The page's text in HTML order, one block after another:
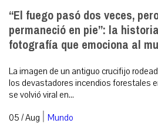
“El fuego pasó dos veces,
permaneció en pie”: la
fotografía que emociona al
La imagen de un antiguo crucifijo
los devastadores incendios forestales
se volvió viral en...
05 / Aug | Mundo